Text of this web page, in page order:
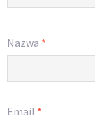
Nazwa *
Email *